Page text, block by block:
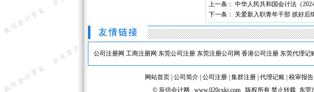
上一条： 中华人民共和国会计法（2024
下一条：
关爱新入职青年干部 抓好后
公司注册网 工商注册网 东莞公司注册 东莞注册公司网 香港公司注册 东莞代理记
网站首页 公司简介 公司注册 集群注册 代理记账 税审报告
© 辰信会计网 www.020cxkj.com 版权所有 禁止转载 东